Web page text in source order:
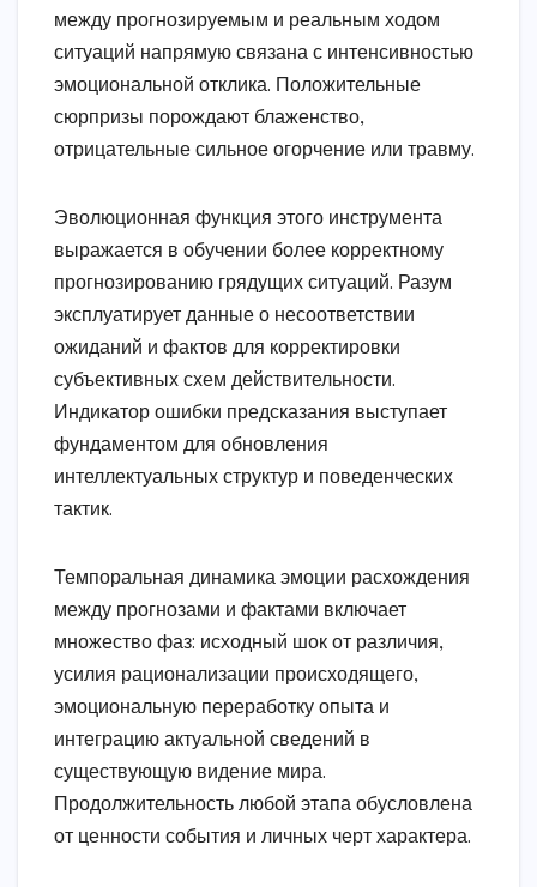
между прогнозируемым и реальным ходом
ситуаций напрямую связана с интенсивностью
эмоциональной отклика. Положительные
сюрпризы порождают блаженство,
отрицательные сильное огорчение или травму.
Эволюционная функция этого инструмента
выражается в обучении более корректному
прогнозированию грядущих ситуаций. Разум
эксплуатирует данные о несоответствии
ожиданий и фактов для корректировки
субъективных схем действительности.
Индикатор ошибки предсказания выступает
фундаментом для обновления
интеллектуальных структур и поведенческих
тактик.
Темпоральная динамика эмоции расхождения
между прогнозами и фактами включает
множество фаз: исходный шок от различия,
усилия рационализации происходящего,
эмоциональную переработку опыта и
интеграцию актуальной сведений в
существующую видение мира.
Продолжительность любой этапа обусловлена
от ценности события и личных черт характера.